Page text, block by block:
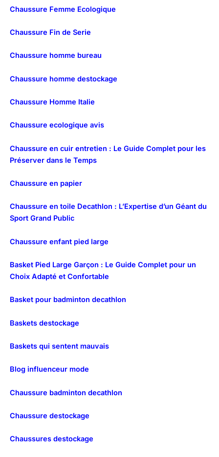
Chaussure Femme Ecologique
Chaussure Fin de Serie
Chaussure homme bureau
Chaussure homme destockage
Chaussure Homme Italie
Chaussure ecologique avis
Chaussure en cuir entretien : Le Guide Complet pour les
Préserver dans le Temps
Chaussure en papier
Chaussure en toile Decathlon : L’Expertise d’un Géant du
Sport Grand Public
Chaussure enfant pied large
Basket Pied Large Garçon : Le Guide Complet pour un
Choix Adapté et Confortable
Basket pour badminton decathlon
Baskets destockage
Baskets qui sentent mauvais
Blog influenceur mode
Chaussure badminton decathlon
Chaussure destockage
Chaussures destockage